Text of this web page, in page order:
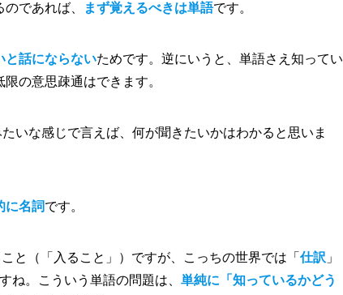
であれば、 まず覚えるべきは単語です。
と話にならないためです。逆にいうと、単語さえ知ってい
の意思疎通はできます。
いな感じで言えば、何が聞きたいかはわかると思いま
に名詞です。
と（「入ること」）ですが、こっちの世界では「 仕訳 」
ね。こういう単語の問題は、 単純に「知っているかどう